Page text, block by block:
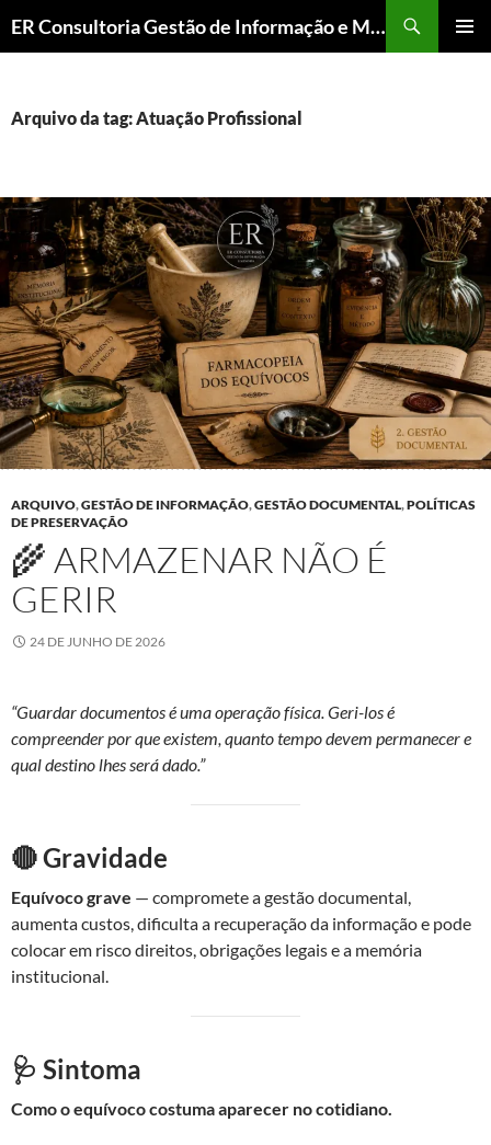
ER Consultoria Gestão de Informação e Memória Institucional
CONTEÚDO
Arquivo da tag: Atuação Profissional
ARQUIVO,GESTÃO DE INFORMAÇÃO,GESTÃO DOCUMENTAL,POLÍTICAS
DE PRESERVAÇÃO
🌾 ARMAZENAR NÃO É
GERIR
24 DE JUNHO DE 2026
“Guardar documentos é uma operação física. Geri-los é
compreender por que existem, quanto tempo devem permanecer e
qual destino lhes será dado.”
🔴 Gravidade
Equívoco grave — compromete a gestão documental,
aumenta custos, dificulta a recuperação da informação e pode
colocar em risco direitos, obrigações legais e a memória
institucional.
🩺 Sintoma
Como o equívoco costuma aparecer no cotidiano.